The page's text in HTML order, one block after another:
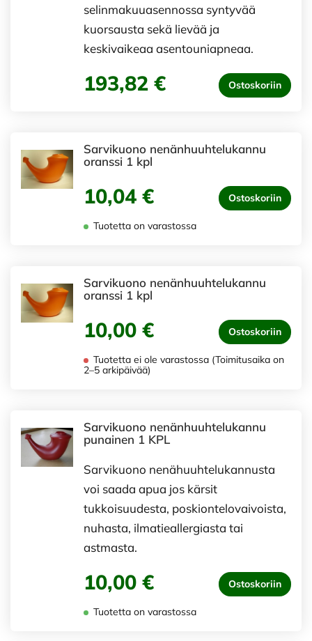
selinmakuuasennossa syntyvää
kuorsausta sekä lievää ja
keskivaikeaa asentouniapneaa.
193,82 € Ostoskoriin
Sarvikuono nenänhuuhtelukannu
oranssi 1 kpl
10,04 € Ostoskoriin
Tuotetta on varastossa
Sarvikuono nenänhuuhtelukannu
oranssi 1 kpl
10,00 € Ostoskoriin
Tuotetta ei ole varastossa (Toimitusaika on
2–5 arkipäivää)
Sarvikuono nenänhuuhtelukannu
punainen 1 KPL
Sarvikuono nenähuuhtelukannusta
voi saada apua jos kärsit
tukkoisuudesta, poskiontelovaivoista,
nuhasta, ilmatieallergiasta tai
astmasta.
10,00 € Ostoskoriin
Tuotetta on varastossa